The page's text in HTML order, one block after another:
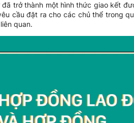
trở thành một hình thức giao kết
cầu đặt ra cho các chủ thể trong
quan.